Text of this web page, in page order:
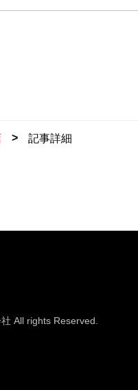
> 記事詳細
All rights Reserved.